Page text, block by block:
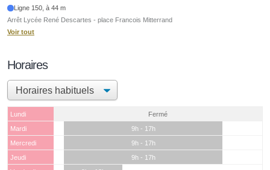
Ligne 150, à 44 m
Arrêt Lycée René Descartes - place Francois Mitterrand
Voir tout
Horaires
Lundi
Fermé
Mardi
9h - 17h
Mercredi
9h - 17h
Jeudi
9h - 17h